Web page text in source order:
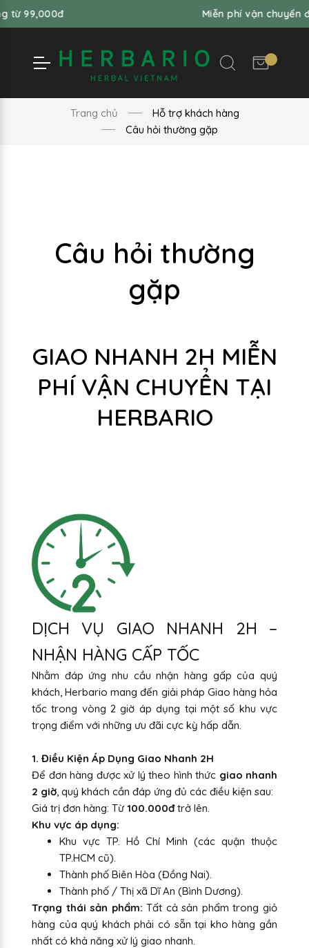
Miễn phí vận chuyển đơn
Trang chủ
Hỗ trợ khách hàng
Câu hỏi thường gặp
Câu hỏi thường
gặp
GIAO NHANH 2H MIỄN
PHÍ VẬN CHUYỂN TẠI
HERBARIO
DỊCH VỤ GIAO NHANH 2H –
NHẬN HÀNG CẤP TỐC
Nhằm đáp ứng nhu cầu nhận hàng gấp của quý
khách, Herbario mang đến giải pháp Giao hàng hỏa
tốc trong vòng 2 giờ áp dụng tại một số khu vực
trọng điểm với những ưu đãi cực kỳ hấp dẫn.
1. Điều Kiện Áp Dụng Giao Nhanh 2H
Để đơn hàng được xử lý theo hình thức giao nhanh
2 giờ , quý khách cần đáp ứng đủ các điều kiện sau:
Giá trị đơn hàng: Từ100.000đtrở lên.
Khu vực áp dụng:
Khu vực TP. Hồ Chí Minh (các quận thuộc
TP.HCM cũ).
Thành phố Biên Hòa (Đồng Nai).
Thành phố / Thị xã Dĩ An (Bình Dương).
Trạng thái sản phẩm: Tất cả sản phẩm trong giỏ
hàng của quý khách phải có sẵn tại kho hàng gần
nhất có khả năng xử lý giao nhanh.